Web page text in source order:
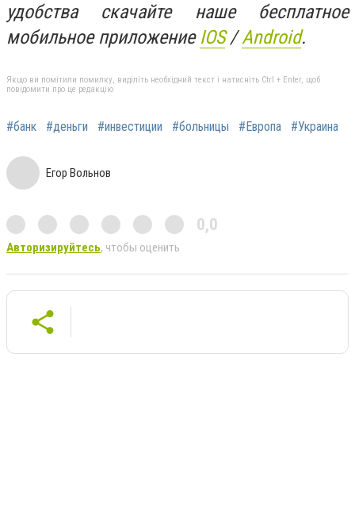
удобства скачайте наше бесплатное
мобильное приложение IOS/Android.
Якщо ви помітили помилку, виділіть необхідний текст і натисніть Ctrl + Enter, щоб
повідомити про це редакцію
#банк #деньги #инвестиции #больницы #Европа #Украина
Егор Вольнов
0,0
Авторизируйтесь, чтобы оценить